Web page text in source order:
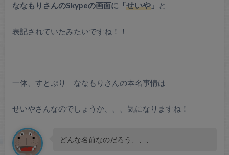
ななもりさんのSkypeの画面に「せいや」 と
表記されていたみたいですね！！
一体、すとぷり ななもりさんの本名事情は
せいやさんなのでしょうか、、、気になりますね！
どんな名前なのだろう、、、